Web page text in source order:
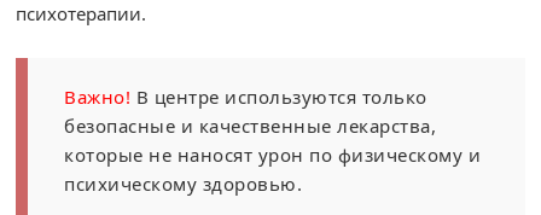
психотерапии.
Важно! В центре используются только
безопасные и качественные лекарства,
которые не наносят урон по физическому и
психическому здоровью.